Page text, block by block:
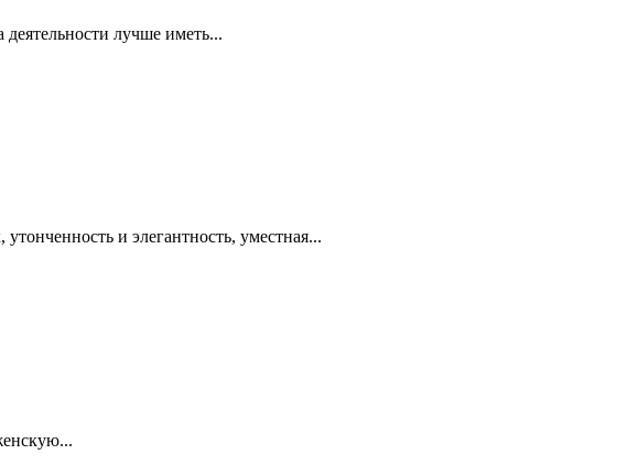
лучше иметь...
и элегантность, уместная...